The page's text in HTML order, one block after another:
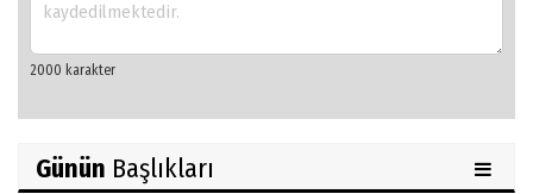
Günün Başlıkları